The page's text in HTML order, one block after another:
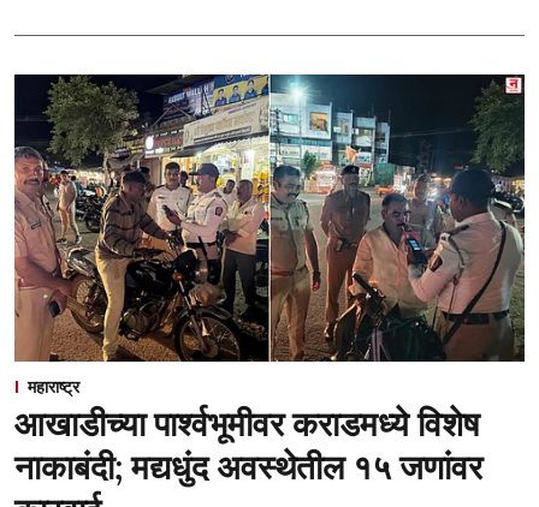
महाराष्ट्र
आखाडीच्या पार्श्वभूमीवर कराडमध्ये विशेष
नाकाबंदी; मद्यधुंद अवस्थेतील १५ जणांवर